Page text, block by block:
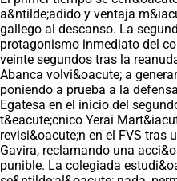
a&ntilde;adido y ventaja
gallego al descanso. La
protagonismo inmediato del
veinte segundos tras la
Abanca volvi&oacute; a
poniendo a prueba a la
Egatesa en el inicio del
t&eacute;cnico Yerai
revisi&oacute;n en el FVS tras
Gavira, reclamando una
punible. La colegiada